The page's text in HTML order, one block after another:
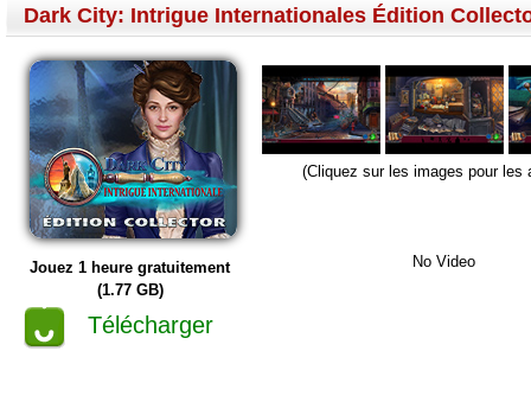
Dark City: Intrigue Internationales Édition
Jouez 1 heure gratuitement
(1.77 GB)
Télécharger
(Cliquez sur les images pour les
No Video